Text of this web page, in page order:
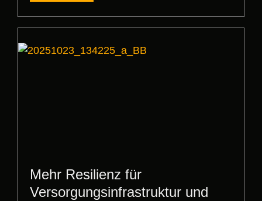
Mehr Resilienz für
Versorgungsinfrastruktur und